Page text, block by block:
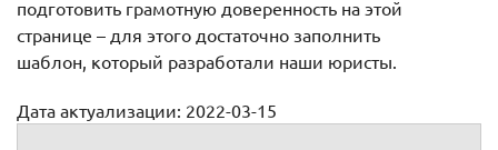
подготовить грамотную доверенность на этой
странице – для этого достаточно заполнить
шаблон, который разработали наши юристы.
Дата актуализации: 2022-03-15